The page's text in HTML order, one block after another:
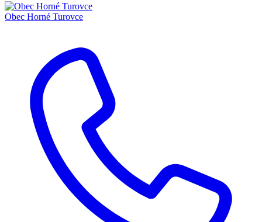
Obec Horné Turovce